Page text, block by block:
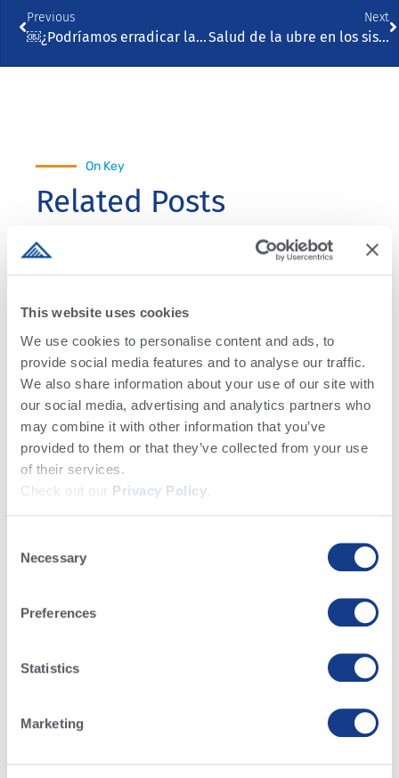
This website uses cookies
We use cookies to personalise content and ads, to
provide social media features and to analyse our traffic.
We also share information about your use of our site with
our social media, advertising and analytics partners who
may combine it with other information that you’ve
provided to them or that they’ve collected from your use
of their services.
Check out our Privacy Policy
Selection
Necessary
Preferences
Statistics
Marketing
Previous
￼¿Podríamos erradicar la mastitis?
Next
Salud de la ubre en los sistemas de ordeño automatizado
On Key
Related Posts
Raza Angus
condados de Aberdeen, Banff, Kincardine y Angus.
Read More »